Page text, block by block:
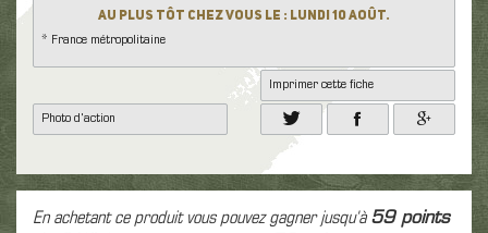
Au plus tôt chez vous le : Lundi 10 Août.
* France métropolitaine
Imprimer cette fiche
Photo d'action
En achetant ce produit vous pouvez gagner jusqu'à59points